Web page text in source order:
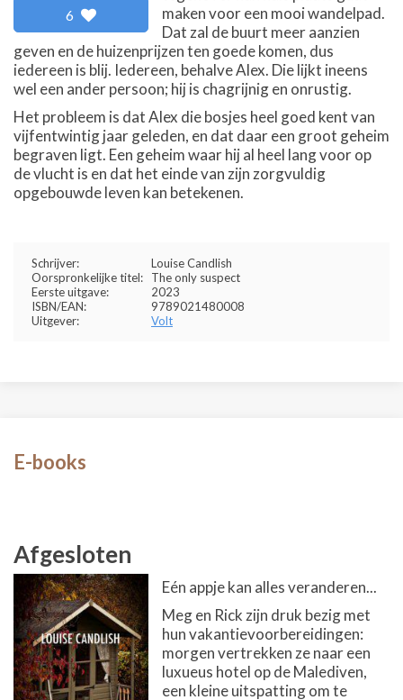
6
maken voor een mooi wandelpad.
Dat zal de buurt meer aanzien
geven en de huizenprijzen ten goede komen, dus
iedereen is blij. Iedereen, behalve Alex. Die lijkt ineens
wel een ander persoon; hij is chagrijnig en onrustig.
Het probleem is dat Alex die bosjes heel goed kent van
vijfentwintig jaar geleden, en dat daar een groot geheim
begraven ligt. Een geheim waar hij al heel lang voor op
de vlucht is en dat het einde van zijn zorgvuldig
opgebouwde leven kan betekenen.
Schrijver:
Louise Candlish
Oorspronkelijke titel:
The only suspect
Eerste uitgave:
2023
ISBN/EAN:
9789021480008
Uitgever:
Volt
E-books
Afgesloten
Eén appje kan alles veranderen...
Meg en Rick zijn druk bezig met
hun vakantievoorbereidingen:
morgen vertrekken ze naar een
luxueus hotel op de Malediven,
een kleine uitspatting om te